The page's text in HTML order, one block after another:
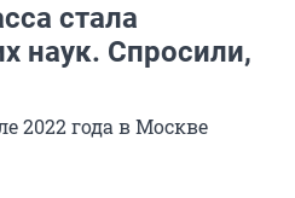
стала
наук. Спросили,
2022 года в Москве